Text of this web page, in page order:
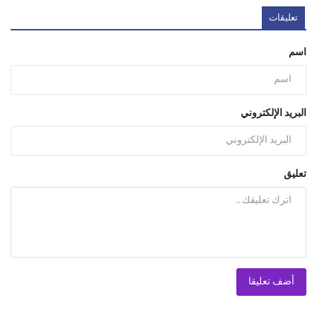
تعليقات
اسم
البريد الإلكتروني
تعليق
أضف تعليقا